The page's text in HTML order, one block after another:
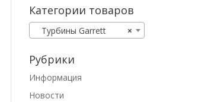
Категории товаров
×
Турбины Garrett
Рубрики
Информация
Новости